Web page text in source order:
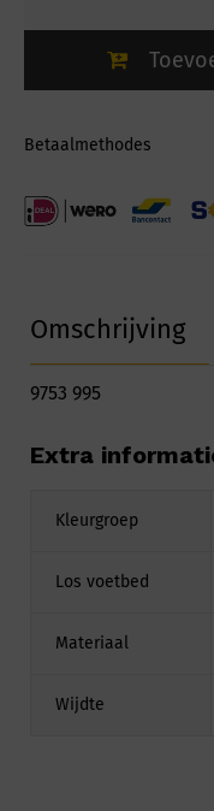
Betaalmethodes
Omschrijving
9753 995
Extra
Kleurgroep
Los voetbed
Materiaal
Wijdte